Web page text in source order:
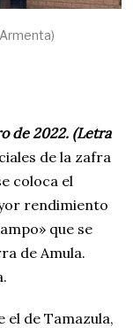
de 2022. (Letra
de la zafra
coloca el
rendimiento
que se
de Amula.
el de Tamazula,